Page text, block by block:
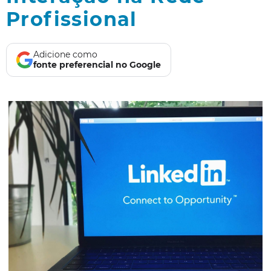
Profissional
Adicione como
fonte preferencial no Google